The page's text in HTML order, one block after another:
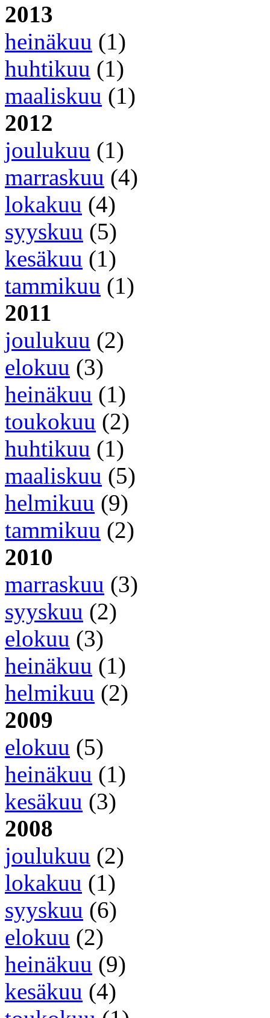
2013
heinäkuu (1)
huhtikuu (1)
maaliskuu (1)
2012
joulukuu (1)
marraskuu (4)
lokakuu (4)
syyskuu (5)
kesäkuu (1)
tammikuu (1)
2011
joulukuu (2)
elokuu (3)
heinäkuu (1)
toukokuu (2)
huhtikuu (1)
maaliskuu (5)
helmikuu (9)
tammikuu (2)
2010
marraskuu (3)
syyskuu (2)
elokuu (3)
heinäkuu (1)
helmikuu (2)
2009
elokuu (5)
heinäkuu (1)
kesäkuu (3)
2008
joulukuu (2)
lokakuu (1)
syyskuu (6)
elokuu (2)
heinäkuu (9)
kesäkuu (4)